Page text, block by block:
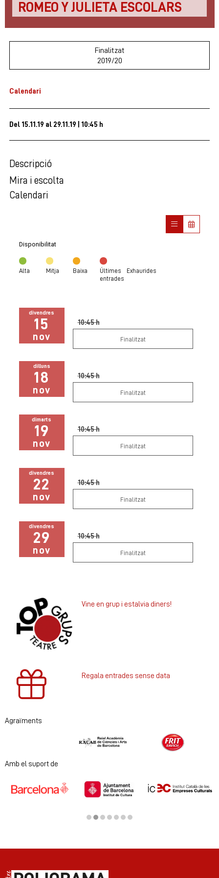
ROMEO Y JULIETA ESCOLARS
Finalitzat
2019/20
Calendari
Del 15.11.19 al 29.11.19 10:45 h
Descripció
Mira i escolta
Calendari
Disponibilitat
Alta Mitja Baixa
Últimes
entrades
Exhaurides
divendres
15
nov
10:45 h
Finalitzat
dilluns
18
nov
10:45 h
Finalitzat
dimarts
19
nov
10:45 h
Finalitzat
divendres
22
nov
10:45 h
Finalitzat
divendres
29
nov
10:45 h
Finalitzat
Vine en grup i estalvia diners!
Regala entrades sense data
Agraïments
Diapositiva 1 de 2
Amb el suport de